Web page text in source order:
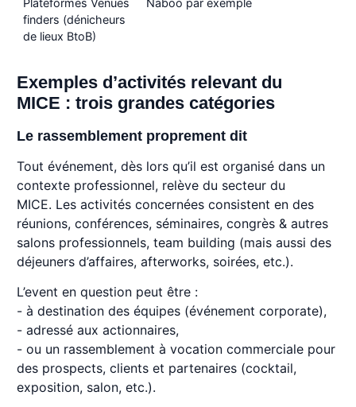
Plateformes Venues
finders (dénicheurs
de lieux BtoB)
Naboo par exemple
Exemples d’activités relevant du
MICE : trois grandes catégories
Le rassemblement proprement dit
Tout événement, dès lors qu’il est organisé dans un
contexte professionnel, relève du secteur du
MICE. Les activités concernées consistent en des
réunions, conférences, séminaires, congrès & autres
salons professionnels, team building (mais aussi des
déjeuners d’affaires, afterworks, soirées, etc.).
L’event en question peut être :
- à destination des équipes (événement corporate),
- adressé aux actionnaires,
- ou un rassemblement à vocation commerciale pour
des prospects, clients et partenaires (cocktail,
exposition, salon, etc.).